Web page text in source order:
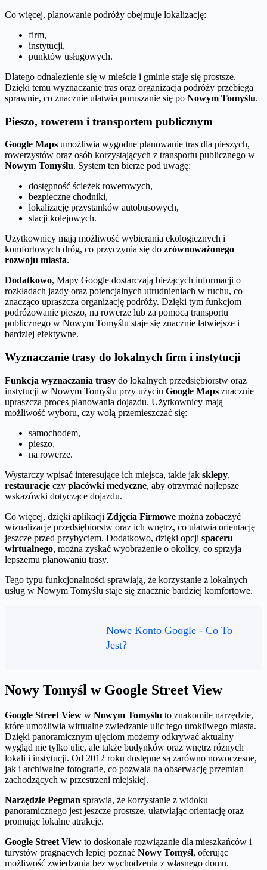
Co więcej, planowanie podróży obejmuje lokalizację:
firm,
instytucji,
punktów usługowych.
Dlatego odnalezienie się w mieście i gminie staje się prostsze.
Dzięki temu wyznaczanie tras oraz organizacja podróży przebiega
sprawnie, co znacznie ułatwia poruszanie się po Nowym Tomyślu.
Pieszo, rowerem i transportem publicznym
Google Maps umożliwia wygodne planowanie tras dla pieszych,
rowerzystów oraz osób korzystających z transportu publicznego w
Nowym Tomyślu. System ten bierze pod uwagę:
dostępność ścieżek rowerowych,
bezpieczne chodniki,
lokalizację przystanków autobusowych,
stacji kolejowych.
Użytkownicy mają możliwość wybierania ekologicznych i
komfortowych dróg, co przyczynia się do zrównoważonego
rozwoju miasta.
Dodatkowo, Mapy Google dostarczają bieżących informacji o
rozkładach jazdy oraz potencjalnych utrudnieniach w ruchu, co
znacząco upraszcza organizację podróży. Dzięki tym funkcjom
podróżowanie pieszo, na rowerze lub za pomocą transportu
publicznego w Nowym Tomyślu staje się znacznie łatwiejsze i
bardziej efektywne.
Wyznaczanie trasy do lokalnych firm i instytucji
Funkcja wyznaczania trasy do lokalnych przedsiębiorstw oraz
instytucji w Nowym Tomyślu przy użyciu Google Maps znacznie
upraszcza proces planowania dojazdu. Użytkownicy mają
możliwość wyboru, czy wolą przemieszczać się:
samochodem,
pieszo,
na rowerze.
Wystarczy wpisać interesujące ich miejsca, takie jak sklepy,
restauracje czy placówki medyczne, aby otrzymać najlepsze
wskazówki dotyczące dojazdu.
Co więcej, dzięki aplikacji Zdjęcia Firmowe można zobaczyć
wizualizacje przedsiębiorstw oraz ich wnętrz, co ułatwia orientację
jeszcze przed przybyciem. Dodatkowo, dzięki opcji spaceru
wirtualnego, można zyskać wyobrażenie o okolicy, co sprzyja
lepszemu planowaniu trasy.
Tego typu funkcjonalności sprawiają, że korzystanie z lokalnych
usług w Nowym Tomyślu staje się znacznie bardziej komfortowe.
Nowe Konto Google - Co To
Jest?
Nowy Tomyśl w Google Street View
Google Street View w Nowym Tomyślu to znakomite narzędzie,
które umożliwia wirtualne zwiedzanie ulic tego urokliwego miasta.
Dzięki panoramicznym ujęciom możemy odkrywać aktualny
wygląd nie tylko ulic, ale także budynków oraz wnętrz różnych
lokali i instytucji. Od 2012 roku dostępne są zarówno nowoczesne,
jak i archiwalne fotografie, co pozwala na obserwację przemian
zachodzących w przestrzeni miejskiej.
Narzędzie Pegman sprawia, że korzystanie z widoku
panoramicznego jest jeszcze prostsze, ułatwiając orientację oraz
promując lokalne atrakcje.
Google Street View to doskonałe rozwiązanie dla mieszkańców i
turystów pragnących lepiej poznać Nowy Tomyśl, oferując
możliwość zwiedzania bez wychodzenia z własnego domu.